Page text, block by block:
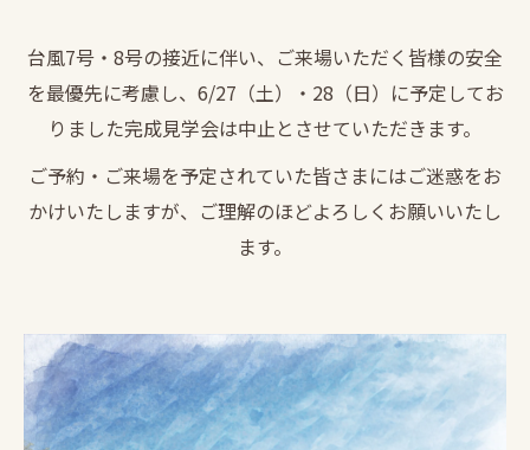
台風7号・8号の接近に伴い、ご来場いただく皆様の安全
を最優先に考慮し、6/27（土）・28（日）に予定してお
りました完成見学会は中止とさせていただきます。
ご予約・ご来場を予定されていた皆さまにはご迷惑をお
かけいたしますが、ご理解のほどよろしくお願いいたし
ます。